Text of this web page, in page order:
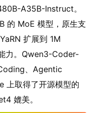
A35B-Instruct。
的 MoE 模型，原生支
扩展到 1M
力。Qwen3-Coder-
、Agentic
上取得了开源模型的
媲美。